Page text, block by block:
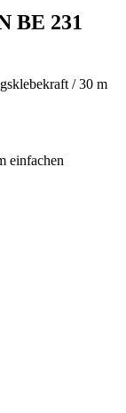
BE 231
/30 m
einfachen